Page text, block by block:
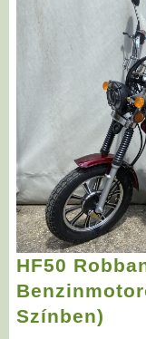
HF50
Színben)